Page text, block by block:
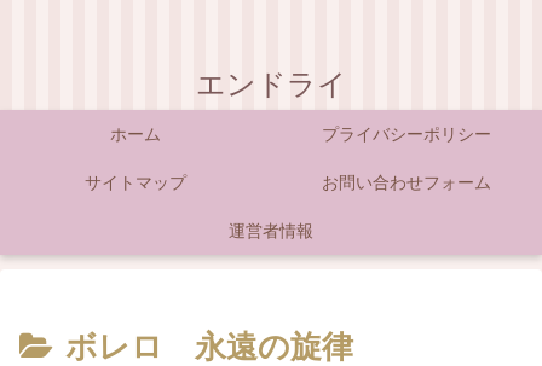
エンドライ
ホーム プライバシーポリシー
サイトマップ お問い合わせフォーム
運営者情報
ボレロ 永遠の旋律